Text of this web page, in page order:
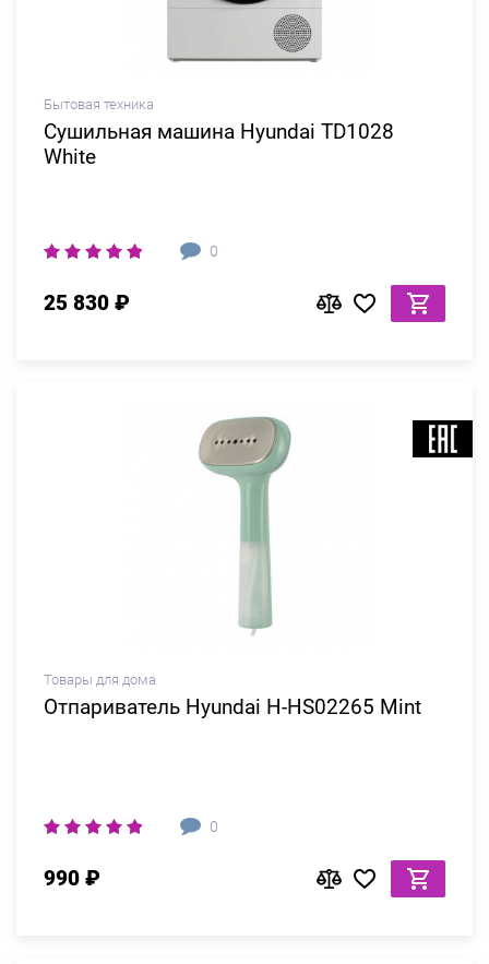
Бытовая техника
Сушильная машина Hyundai TD1028
White
0
25 830 ₽
Товары для дома
Отпариватель Hyundai H-HS02265 Mint
0
990 ₽